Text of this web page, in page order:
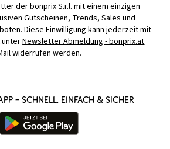
der bonprix S.r.l. mit einem einzigen
Gutscheinen, Trends, Sales und
Diese Einwilligung kann jederzeit mit
unterNewsletter Abmeldung - bonprix.at
widerrufen werden.
– schnell, einfach & sicher